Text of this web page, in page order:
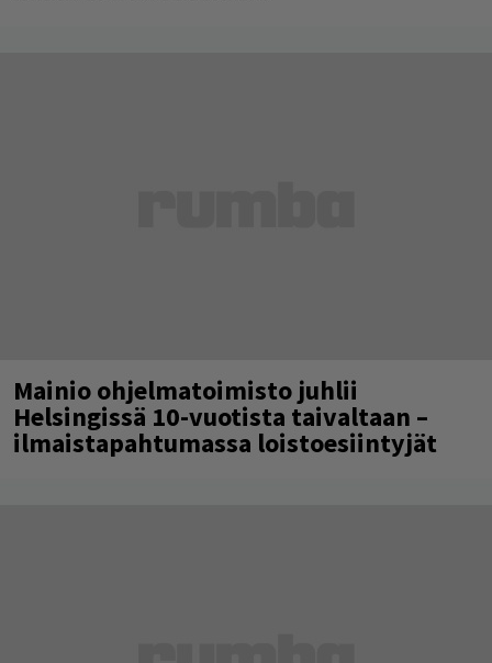
Mainio ohjelmatoimisto juhlii
Helsingissä 10-vuotista taivaltaan –
ilmaistapahtumassa loistoesiintyjät